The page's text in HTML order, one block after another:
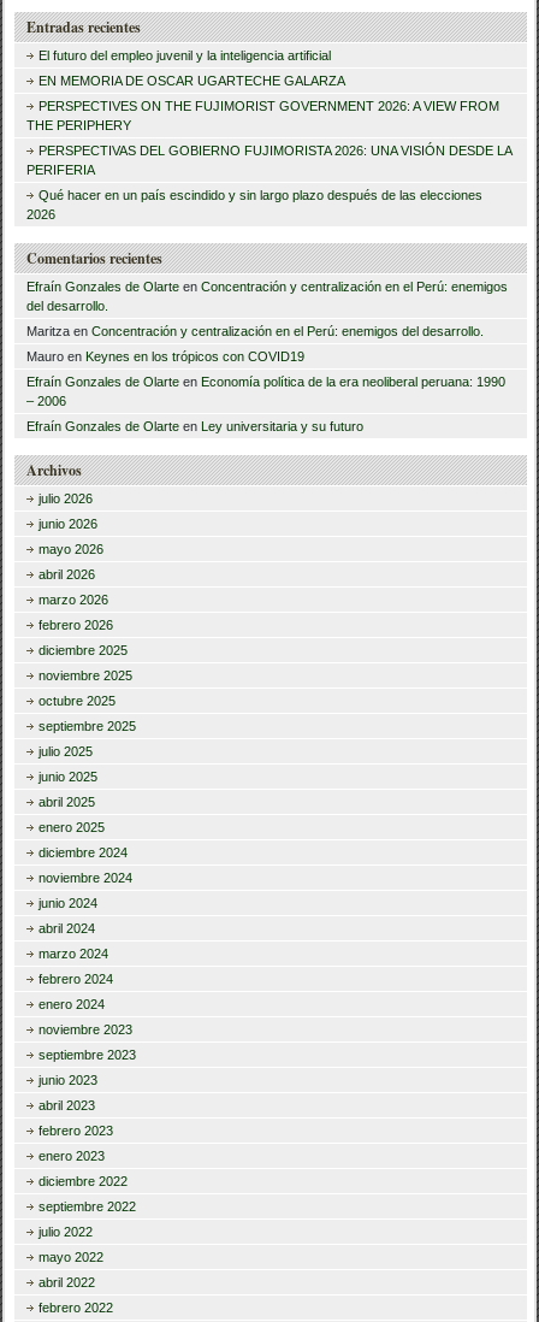
u
s
c
a
:
Entradas recientes
El futuro del empleo juvenil y la inteligencia artificial
EN MEMORIA DE OSCAR UGARTECHE GALARZA
PERSPECTIVES ON THE FUJIMORIST GOVERNMENT 2026: A VIEW FROM
THE PERIPHERY
PERSPECTIVAS DEL GOBIERNO FUJIMORISTA 2026: UNA VISIÓN DESDE LA
PERIFERIA
Qué hacer en un país escindido y sin largo plazo después de las elecciones
2026
Comentarios recientes
Efraín Gonzales de Olarte enConcentración y centralización en el Perú: enemigos
del desarrollo.
Maritza enConcentración y centralización en el Perú: enemigos del desarrollo.
Mauro en Keynes en los trópicos con COVID19
Efraín Gonzales de Olarte en Economía política de la era neoliberal peruana: 1990
– 2006
Efraín Gonzales de Olarte en Ley universitaria y su futuro
Archivos
julio 2026
junio 2026
mayo 2026
abril 2026
marzo 2026
febrero 2026
diciembre 2025
noviembre 2025
octubre 2025
septiembre 2025
julio 2025
junio 2025
abril 2025
enero 2025
diciembre 2024
noviembre 2024
junio 2024
abril 2024
marzo 2024
febrero 2024
enero 2024
noviembre 2023
septiembre 2023
junio 2023
abril 2023
febrero 2023
enero 2023
diciembre 2022
septiembre 2022
julio 2022
mayo 2022
abril 2022
febrero 2022